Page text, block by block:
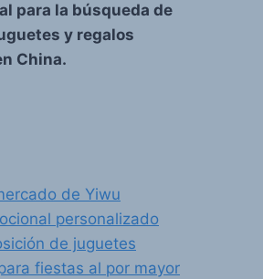
para la búsqueda de
y regalos
China.
de Yiwu
personalizado
de juguetes
fiestas al por mayor